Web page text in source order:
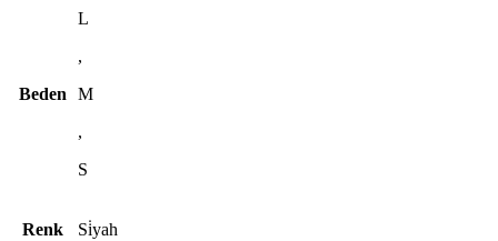
Beden
L
,
M
,
S
Renk Si̇yah